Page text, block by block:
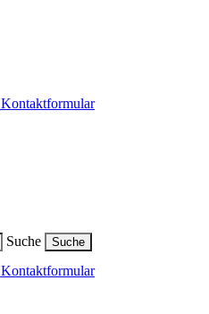
Kontaktformular
Suche Suche
Kontaktformular